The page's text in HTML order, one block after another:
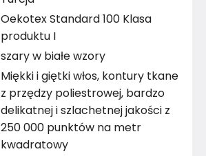
Oekotex Standard 100 Klasa
produktu I
szary w białe wzory
Miękki i giętki włos, kontury tkane
z przędzy poliestrowej, bardzo
delikatnej i szlachetnej jakości z
250 000 punktów na metr
kwadratowy